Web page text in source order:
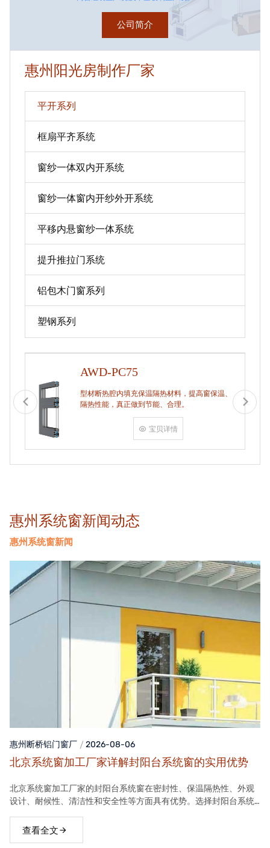
公司简介
惠州阳光房制作厂家
平开系列
框扇平齐系统
窗纱一体双内开系统
窗纱一体窗内开纱外开系统
平移内悬窗纱一体系统
提升推拉门系统
铝包木门窗系列
塑钢系列
AWD-PC75
型材断热腔内填充保温隔热材料，提高窗保温、
隔热性能，真正做到节能、合理。
宝贝详情
惠州系统窗新闻动态
惠州系统窗新闻
惠州断桥铝门窗厂 2026-08-06
北京系统窗加工厂家详解封阳台系统窗的实用优势
北京系统窗加工厂家的封阳台系统窗在密封性、保温隔热性、外观
设计、耐候性、清洁性和安全性等方面具有优势。选择封阳台系统
体验。
查看全文